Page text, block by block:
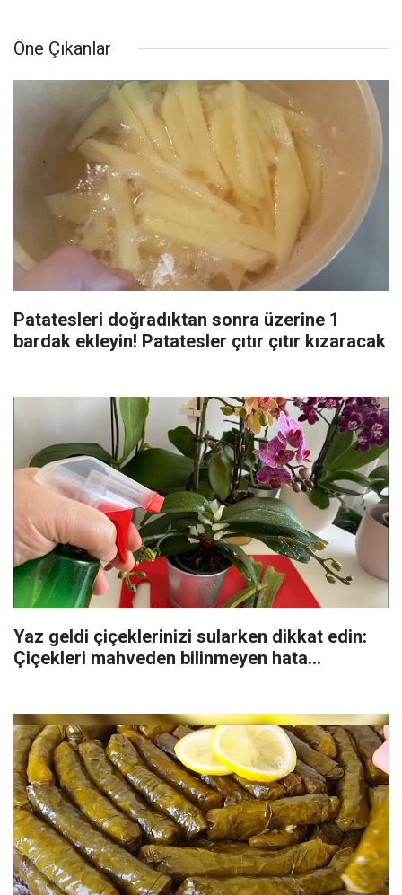
Öne Çıkanlar
Patatesleri doğradıktan sonra üzerine 1
bardak ekleyin! Patatesler çıtır çıtır kızaracak
Yaz geldi çiçeklerinizi sularken dikkat edin:
Çiçekleri mahveden bilinmeyen hata...